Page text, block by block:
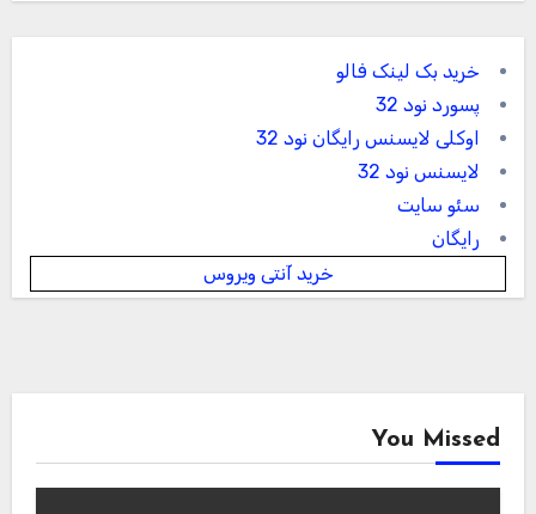
خرید بک لینک فالو
پسورد نود 32
اوکلی لایسنس رایگان نود 32
لایسنس نود 32
سئو سایت
رایگان
خرید آنتی ویروس
You Missed